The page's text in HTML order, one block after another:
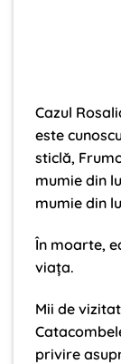
Cazul
este
sticlă,
mumie din
mumie din
În moarte,
viața.
Mii de
privire